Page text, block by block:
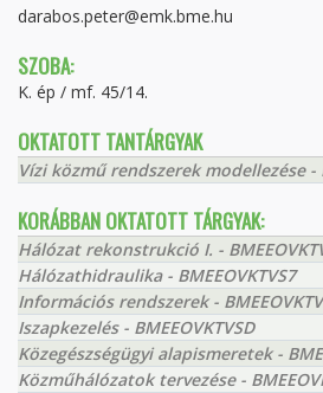
darabos.peter@emk.bme.hu
SZOBA:
K. ép / mf. 45/14.
OKTATOTT TANTÁRGYAK
Vízi közmű rendszerek modellezése -
KORÁBBAN OKTATOTT TÁRGYAK:
Hálózat rekonstrukció I. -
Hálózathidraulika - BMEEOVKTVS7
Információs rendszerek -
Iszapkezelés - BMEEOVKTVSD
Közegészségügyi alapismeretek -
Közműhálózatok tervezése -